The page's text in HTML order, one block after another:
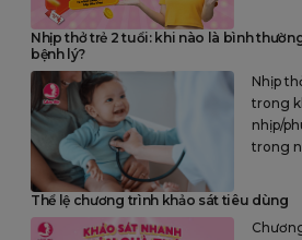
Nhịp thở trẻ 2 tuổi: khi nào là bình
bệnh lý?
Nhịp
trong
nhịp/
trong
Thể lệ chương trình khảo sát tiêu dùng